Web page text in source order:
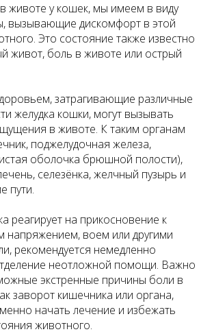
животе у кошек, мы имеем в виду
вызывающие дискомфорт в этой
Это состояние также известно
живот, боль в животе или острый
затрагивающие различные
желудка кошки, могут вызывать
в животе. К таким органам
поджелудочная железа,
оболочка брюшной полости),
селезёнка, желчный пузырь и
пути.
реагирует на прикосновение к
напряжением, воем или другими
рекомендуется немедленно
неотложной помощи. Важно
экстренные причины боли в
заворот кишечника или органа,
начать лечение и избежать
животного.